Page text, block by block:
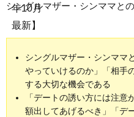
シングルマザー・シンママと
シングルマザー・シンママ
やっていけるのか」「相手
する大切な機会である
「デートの誘い方には注
額出してあげるべき」「デ